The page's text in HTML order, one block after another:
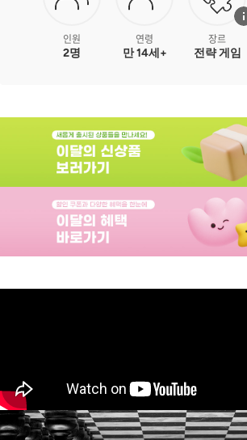
인원
2명
연령
만 14세+
장르
전략 게임